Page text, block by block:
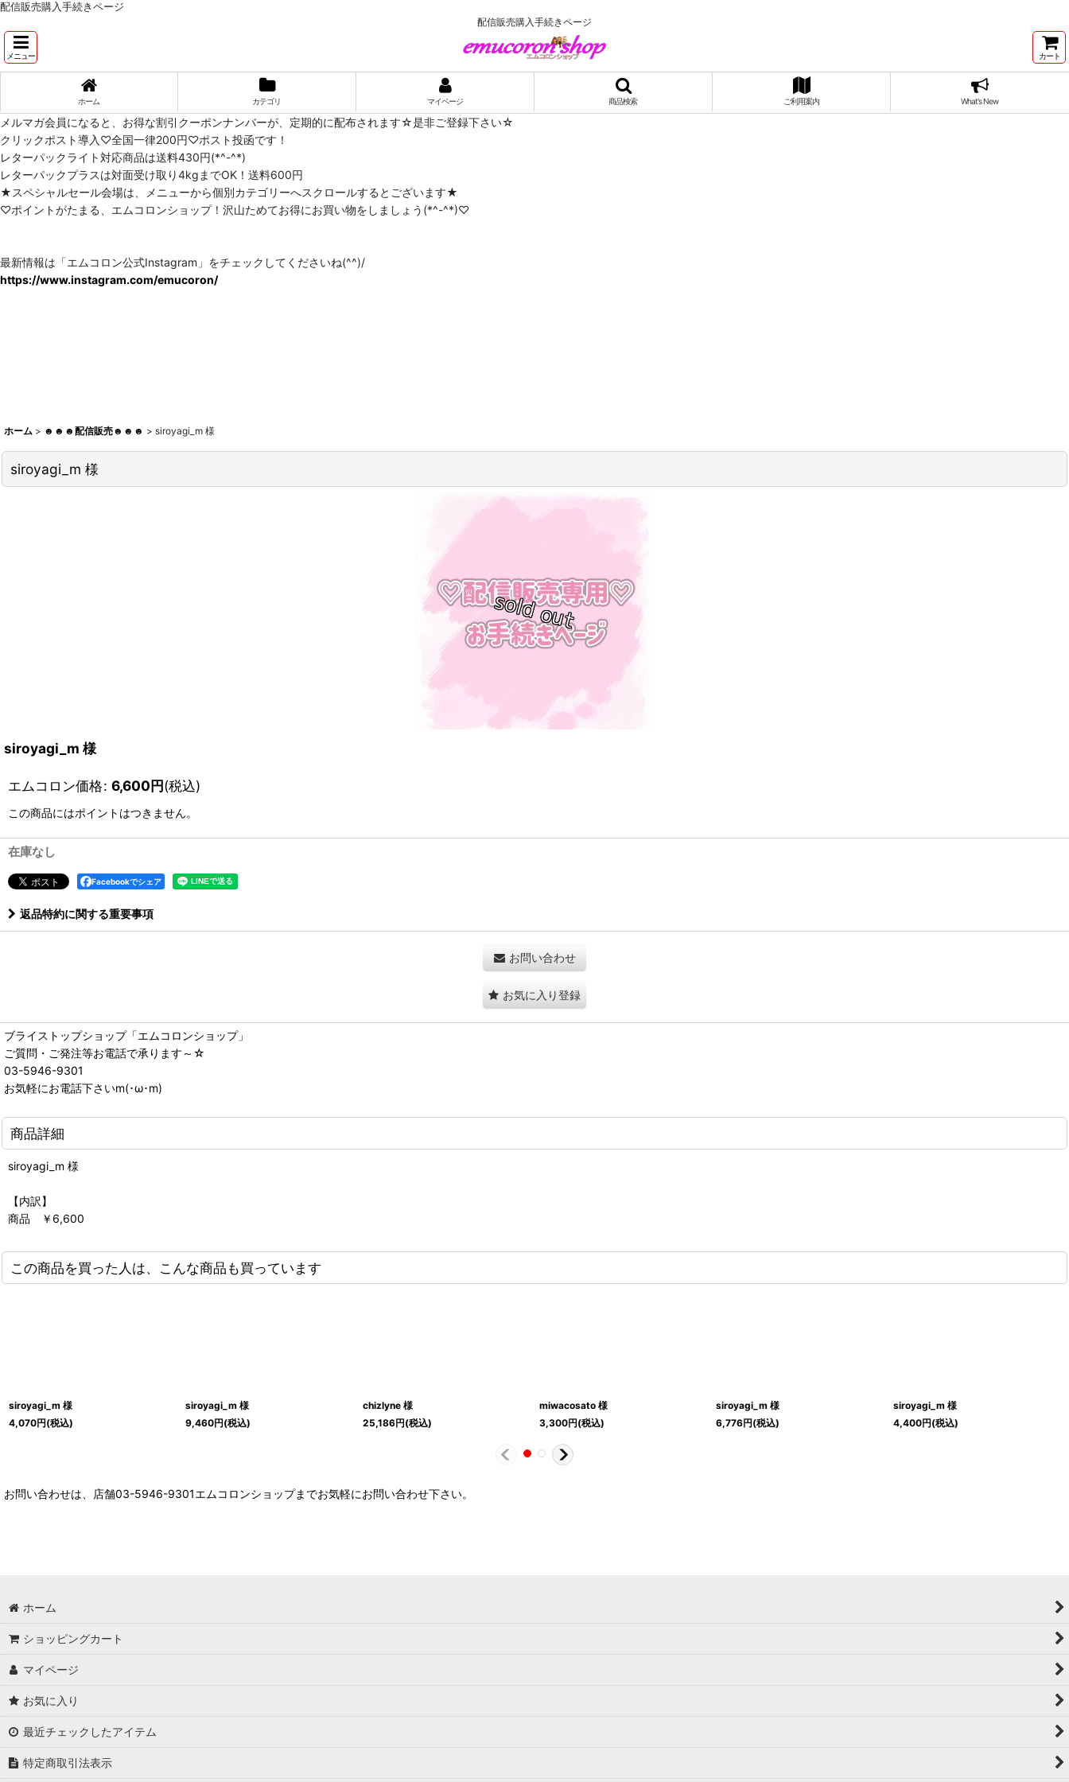
配信販売購入手続きページ
配信販売購入手続きページ
メニュー カート
ホーム カテゴリ マイページ 商品検索 ご利用案内 What's New
メルマガ会員になると、お得な割引クーポンナンバーが、定期的に配布されます☆是非ご登録下さい☆
クリックポスト導入♡全国一律200円♡ポスト投函です！
レターパックライト対応商品は送料430円(*^-^*)
レターパックプラスは対面受け取り4kgまでOK！送料600円
★スペシャルセール会場は、メニューから個別カテゴリーへスクロールするとございます★
♡ポイントがたまる、エムコロンショップ！沢山ためてお得にお買い物をしましょう(*^-^*)♡
最新情報は「エムコロン公式Instagram」をチェックしてくださいね(^^)/
https://www.instagram.com/emucoron/
ホーム > ☻☻☻配信販売☻☻☻ > siroyagi_m 様
siroyagi_m 様
siroyagi_m 様
エムコロン価格: 6,600円(税込)
この商品にはポイントはつきません。
在庫なし
Facebookでシェア
返品特約に関する重要事項
お問い合わせ
お気に入り登録
ブライストップショップ「エムコロンショップ」
ご質問・ご発注等お電話で承ります～☆
03-5946-9301
お気軽にお電話下さいm(･ω･m)
商品詳細
siroyagi_m 様
【内訳】
商品 ￥6,600
この商品を買った人は、こんな商品も買っています
siroyagi_m 様
4,070円(税込)
siroyagi_m 様
9,460円(税込)
chizlyne 様
25,186円(税込)
miwacosato 様
3,300円(税込)
siroyagi_m 様
6,776円(税込)
siroyagi_m 様
4,400円(税込)
お問い合わせは、店舗03-5946-9301エムコロンショップまでお気軽にお問い合わせ下さい。
ホーム
ショッピングカート
マイページ
お気に入り
最近チェックしたアイテム
特定商取引法表示